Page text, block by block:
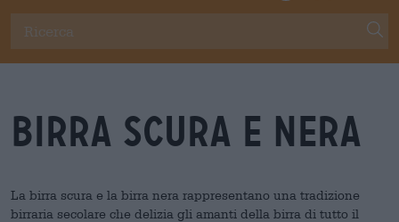
birra scura e nera
La birra scura e la birra nera rappresentano una tradizione
birraria secolare che delizia gli amanti della birra di tutto il